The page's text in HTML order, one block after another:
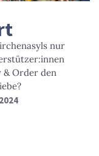
nur
& Order den